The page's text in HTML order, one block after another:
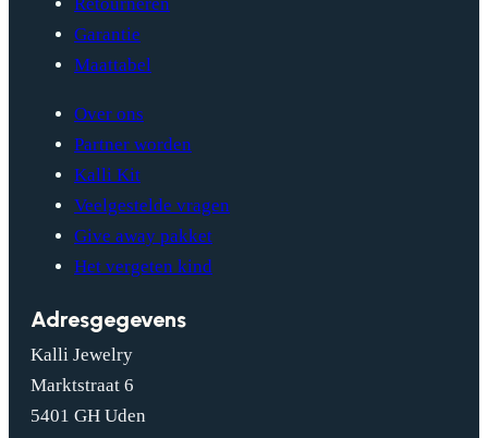
Retourneren
Garantie
Maattabel
Over ons
Partner worden
Kalli Kit
Veelgestelde vragen
Give away pakket
Het vergeten kind
Adresgegevens
Kalli Jewelry
Marktstraat 6
5401 GH Uden